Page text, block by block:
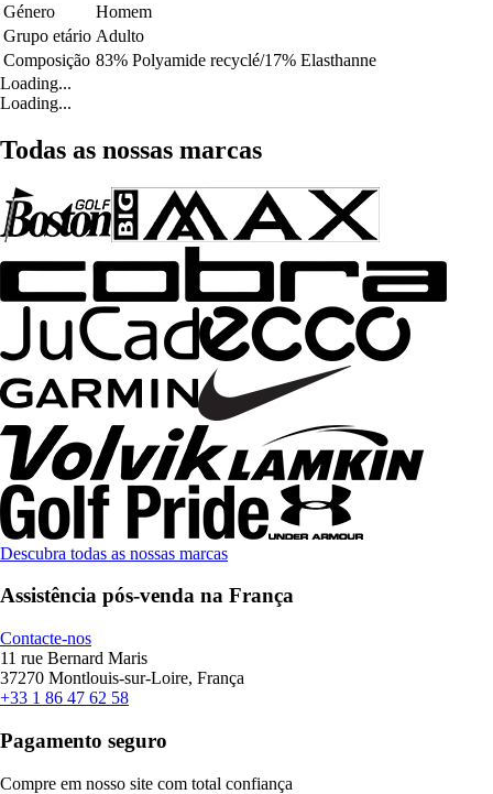
Género
Homem
Grupo etário Adulto
Composição 83% Polyamide recyclé/17% Elasthanne
Loading...
Loading...
Todas as nossas marcas
Descubra todas as nossas marcas
Assistência pós-venda na França
Contacte-nos
11 rue Bernard Maris
37270 Montlouis-sur-Loire, França
+33 1 86 47 62 58
Pagamento seguro
Compre em nosso site com total confiança